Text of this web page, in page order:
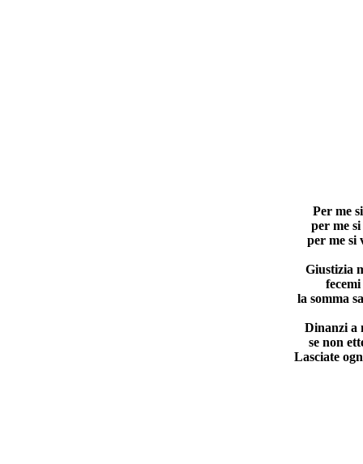
Per me
per me
per me si
Giustizia
la somma
Dinanzi a
se non
Lasciate